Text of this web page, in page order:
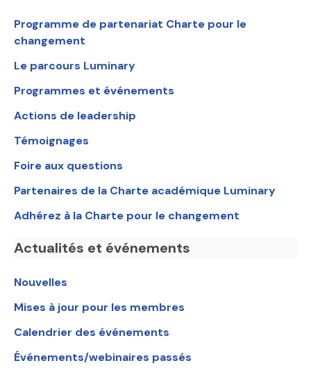
Programme de partenariat Charte pour le
changement
Le parcours Luminary
Programmes et événements
Actions de leadership
Témoignages
Foire aux questions
Partenaires de la Charte académique Luminary
Adhérez à la Charte pour le changement
Actualités et événements
Nouvelles
Mises à jour pour les membres
Calendrier des événements
Événements/webinaires passés